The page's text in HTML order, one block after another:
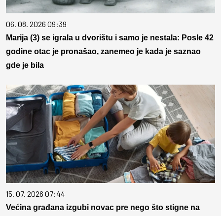
06. 08. 2026 09:39
Marija (3) se igrala u dvorištu i samo je nestala: Posle 42
godine otac je pronašao, zanemeo je kada je saznao
gde je bila
15. 07. 2026 07:44
Većina građana izgubi novac pre nego što stigne na